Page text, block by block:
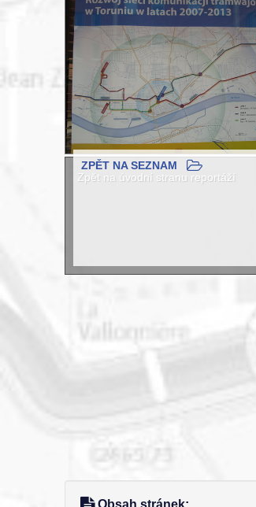
Zpět na úvodní stranu reportáží
ZPĚT NA SEZNAM